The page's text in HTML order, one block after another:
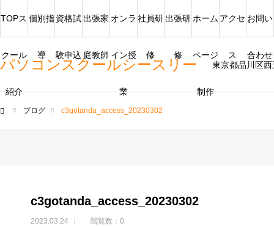
パソコンスクールシースリー 東京都品川区
TOPス
クール
紹介
個別指
導
資格試
験申込
出張家
庭教師
オンラ
イン授
業
社員研
修
出張研
修
ホーム
ページ
制作
アクセ
ス
お問い
合わせ
ブログ c3gotanda_access_20230302
c3gotanda_access_20230302
2023.03.24 閲覧数：0